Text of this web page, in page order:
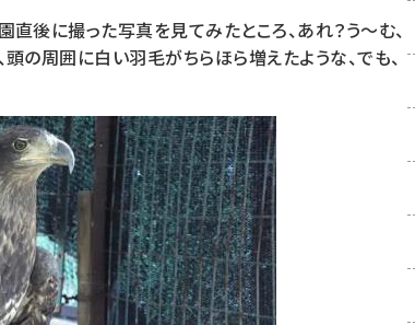
後に撮った写真を見てみたところ、あれ？う～む、
の周囲に白い羽毛がちらほら増えたような、でも、